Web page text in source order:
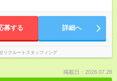
募する 詳細へ
リクルートスタッフィング
掲載日：2026.07.28